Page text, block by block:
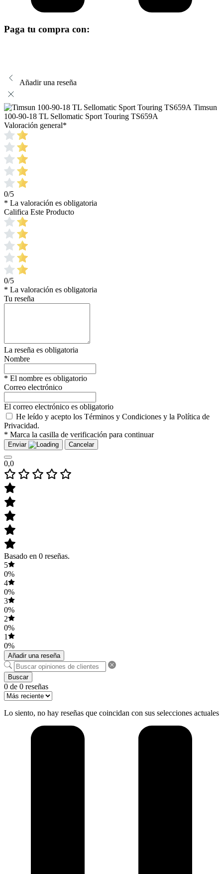
Paga tu compra con:
Añadir una reseña
Timsun
100-90-18 TL Sellomatic Sport Touring TS659A
Valoración general*
0/5
* La valoración es obligatoria
Califica Este Producto
0/5
* La valoración es obligatoria
Tu reseña
La reseña es obligatoria
Nombre
* El nombre es obligatorio
Correo electrónico
El correo electrónico es obligatorio
He leído y acepto los Términos y Condiciones y la Política de
Privacidad.
* Marca la casilla de verificación para continuar
Enviar Cancelar
0,0
Basado en 0 reseñas.
5
0%
4
0%
3
0%
2
0%
1
0%
Añadir una reseña
Buscar
0 de 0 reseñas
Lo siento, no hay reseñas que coincidan con sus selecciones actuales